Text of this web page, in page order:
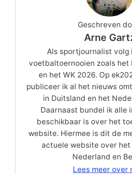
Geschreven
Arne
Als sportjournalist volg
voetbaltoernooien zoals het
en het WK 2026. Op
publiceer ik al het nieuws
in Duitsland en het
Daarnaast bundel ik alle
beschikbaar is over het
website. Hiermee is dit de
actuele website over het
Nederland en
Lees meer over